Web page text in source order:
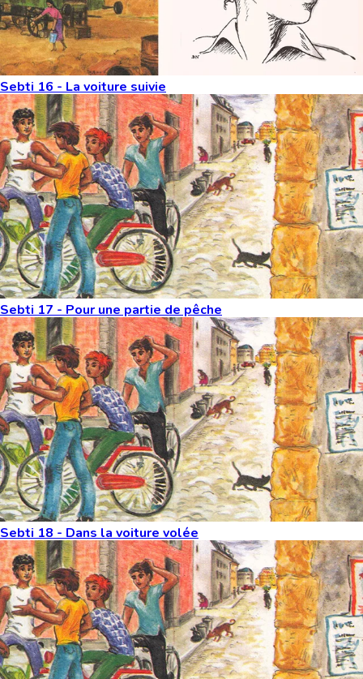
Sebti 16 - La voiture suivie
Sebti 17 - Pour une partie de pêche
Sebti 18 - Dans la voiture volée